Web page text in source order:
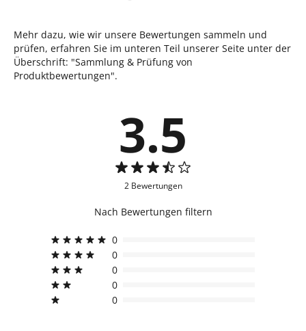
Mehr dazu, wie wir unsere Bewertungen sammeln und
prüfen, erfahren Sie im unteren Teil unserer Seite unter der
Überschrift: "Sammlung & Prüfung von
Produktbewertungen".
3.5
2 Bewertungen
Nach Bewertungen filtern
0
0
0
0
0